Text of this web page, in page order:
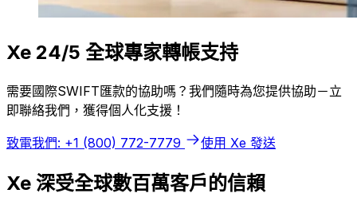
Xe 24/5 全球專家轉帳支持
需要國際SWIFT匯款的協助嗎？我們隨時為您提供協助－立
即聯絡我們，獲得個人化支援！
致電我們: +1 (800) 772-7779 使用 Xe 發送
Xe 深受全球數百萬客戶的信賴